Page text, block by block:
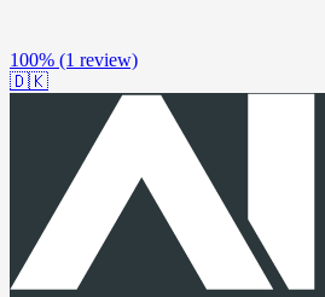
100% (1 review)
🇩🇰